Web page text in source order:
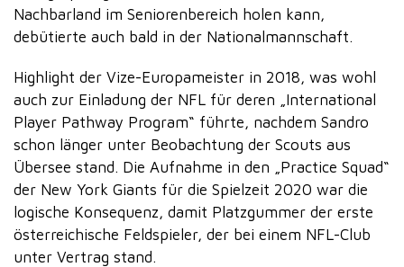
Nachbarland im Seniorenbereich holen kann,
debütierte auch bald in der Nationalmannschaft.
Highlight der Vize-Europameister in 2018, was wohl
auch zur Einladung der NFL für deren „International
Player Pathway Program“ führte, nachdem Sandro
schon länger unter Beobachtung der Scouts aus
Übersee stand. Die Aufnahme in den „Practice Squad“
der New York Giants für die Spielzeit 2020 war die
logische Konsequenz, damit Platzgummer der erste
österreichische Feldspieler, der bei einem NFL-Club
unter Vertrag stand.